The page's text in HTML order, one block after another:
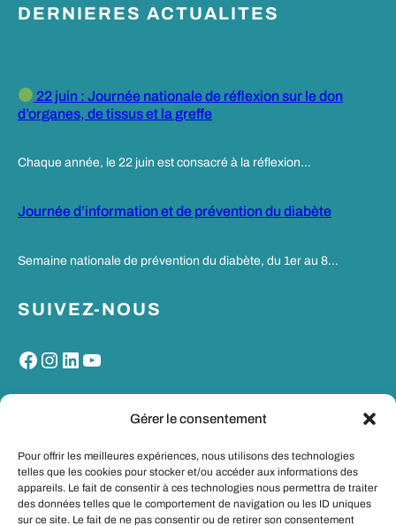
Gérer le consentement
Pour offrir les meilleures expériences, nous utilisons des technologies
telles que les cookies pour stocker et/ou accéder aux informations des
appareils. Le fait de consentir à ces technologies nous permettra de traiter
des données telles que le comportement de navigation ou les ID uniques
sur ce site. Le fait de ne pas consentir ou de retirer son consentement
DERNIERES ACTUALITES
22 juin : Journée nationale de réflexion sur le don
d’organes, de tissus et la greffe
Chaque année, le 22 juin est consacré à la réflexion…
Journée d’information et de prévention du diabète
Semaine nationale de prévention du diabète, du 1er au 8…
SUIVEZ-NOUS
Facebook Instagram LinkedIn YouTube
MON PORTAIL SANTE